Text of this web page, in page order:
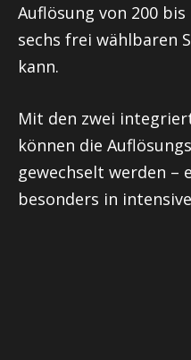
Auflösung von 200
sechs frei wählbaren
kann.
Mit den zwei
können die
gewechselt werden –
besonders in